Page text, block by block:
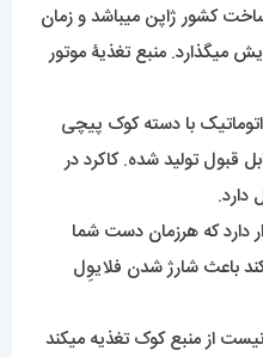
کشور ژاپن میباشد و زمان
میگذارد. منبع تغذیۀ موتور
با دسته کوک پیچی
قبول تولید شده. کاکرد در
دارد که هرزمان دست شما
باعث شارژ شدن فلایوِل
از منبع کوک تغذیه میکند